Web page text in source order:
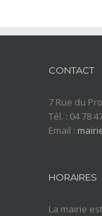
CONTACT
7 Rue du
Tél. : 04 78
Email :
HORAIRES
La mairie